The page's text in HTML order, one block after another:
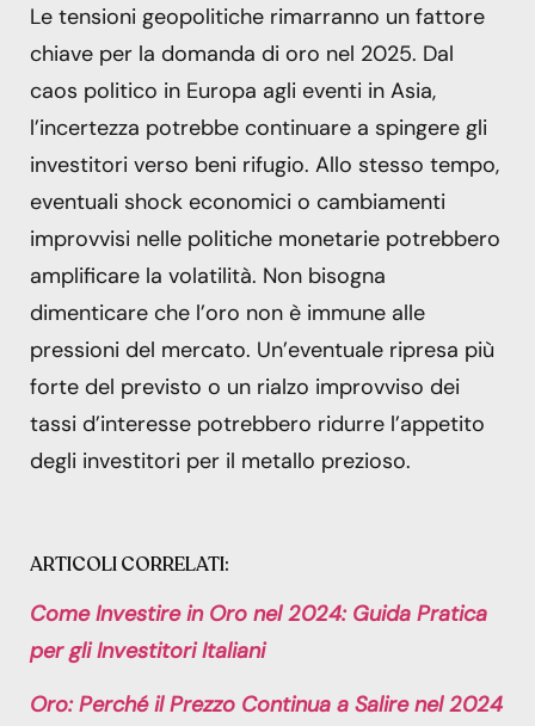
Le tensioni geopolitiche rimarranno un fattore
chiave per la domanda di oro nel 2025. Dal
caos politico in Europa agli eventi in Asia,
l’incertezza potrebbe continuare a spingere gli
investitori verso beni rifugio. Allo stesso tempo,
eventuali shock economici o cambiamenti
improvvisi nelle politiche monetarie potrebbero
amplificare la volatilità. Non bisogna
dimenticare che l’oro non è immune alle
pressioni del mercato. Un’eventuale ripresa più
forte del previsto o un rialzo improvviso dei
tassi d’interesse potrebbero ridurre l’appetito
degli investitori per il metallo prezioso.
ARTICOLI CORRELATI:
Come Investire in Oro nel 2024: Guida Pratica
per gli Investitori Italiani
Oro: Perché il Prezzo Continua a Salire nel 2024